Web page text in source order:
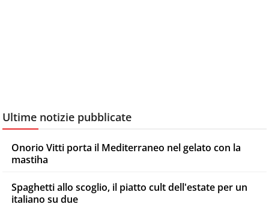
Ultime notizie pubblicate
Onorio Vitti porta il Mediterraneo nel gelato con la
mastiha
Spaghetti allo scoglio, il piatto cult dell'estate per un
italiano su due